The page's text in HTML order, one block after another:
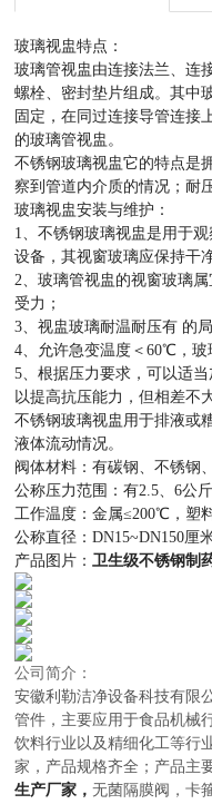
玻璃视盅特点：
玻璃管视盅由连接法兰、连
螺栓、密封垫片组成。其中
固定，在同过连接导管连接
的玻璃管视盅。
不锈钢玻璃视盅它的特点是
察到管道内介质的情况；耐
玻璃视盅安装与维护：
1、不锈钢玻璃视盅是用于
设备，其视窗玻璃应保持干
2、玻璃管视盅的视窗玻璃
受力；
3、视盅玻璃耐温耐压有 的
4、允许急变温度＜60℃，玻
5、根据压力要求，可以适
以提高抗压能力，但相差不大
不锈钢玻璃视盅用于排液或
液体流动情况。
阀体材料：有碳钢、不锈钢
公称压力范围：有2.5、6公
工作温度：金属≤200℃，塑
公称直径：DN15~DN150厘米
产品图片：卫生级不锈钢制
公司简介：
安徽利勒洁净设备科技有限
管件，主要应用于食品机械
饮料行业以及精细化工等行
家， 产品规格齐全；产品主
生产厂家，无菌隔膜阀 ，卡